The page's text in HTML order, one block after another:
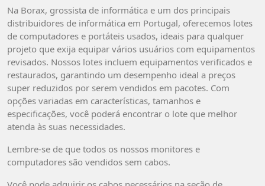
Na Borax, grossista de informática e um dos principais
distribuidores de informática em Portugal, oferecemos lotes
de computadores e portáteis usados, ideais para qualquer
projeto que exija equipar vários usuários com equipamentos
revisados. Nossos lotes incluem equipamentos verificados e
restaurados, garantindo um desempenho ideal a preços
super reduzidos por serem vendidos em pacotes. Com
opções variadas em características, tamanhos e
especificações, você poderá encontrar o lote que melhor
atenda às suas necessidades.
Lembre-se de que todos os nossos monitores e
computadores são vendidos sem cabos.